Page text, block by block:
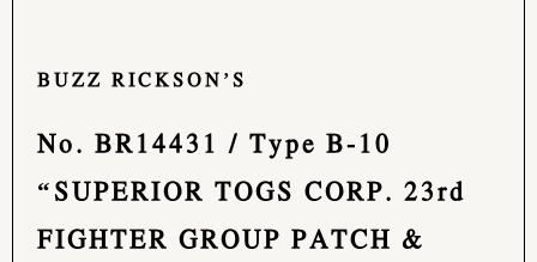
BUZZ RICKSON’S
No. BR14431 / Type B-10
“SUPERIOR TOGS CORP. 23rd
FIGHTER GROUP PATCH &